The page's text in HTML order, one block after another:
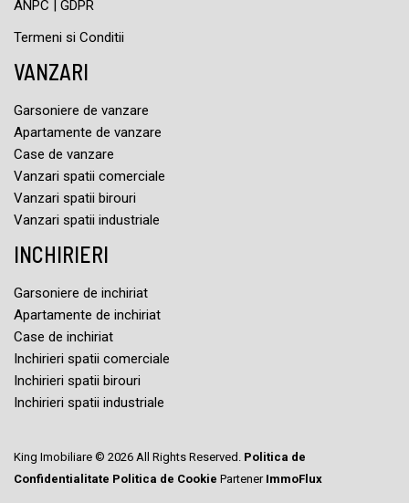
ANPC | GDPR
Termeni si Conditii
VANZARI
Garsoniere de vanzare
Apartamente de vanzare
Case de vanzare
Vanzari spatii comerciale
Vanzari spatii birouri
Vanzari spatii industriale
INCHIRIERI
Garsoniere de inchiriat
Apartamente de inchiriat
Case de inchiriat
Inchirieri spatii comerciale
Inchirieri spatii birouri
Inchirieri spatii industriale
King Imobiliare © 2026 All Rights Reserved. Politica de
Confidentialitate Politica de Cookie Partener ImmoFlux